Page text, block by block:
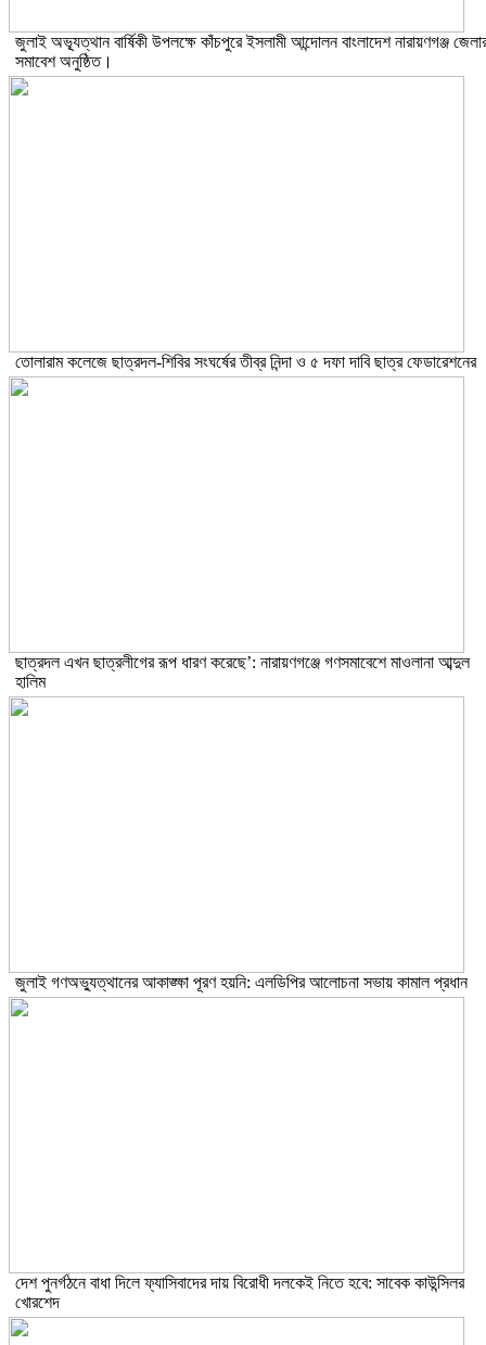
জুলাই অভ্যূত্থান বার্ষিকী উপলক্ষে কাঁচপুরে ইসলামী আন্দোলন বাংলাদেশ নারায়ণগঞ্জ
সমাবেশ অনুষ্ঠিত।
তোলারাম কলেজে ছাত্রদল-শিবির সংঘর্ষের তীব্র নিন্দা ও ৫ দফা দাবি ছাত্র ফেডারেশনের
ছাত্রদল এখন ছাত্রলীগের রূপ ধারণ করেছে’: নারায়ণগঞ্জে গণসমাবেশে মাওলানা আব্দুল
হালিম
জুলাই গণঅভ্যুত্থানের আকাঙ্ক্ষা পূরণ হয়নি: এলডিপির আলোচনা সভায় কামাল প্রধান
দেশ পুনর্গঠনে বাধা দিলে ফ্যাসিবাদের দায় বিরোধী দলকেই নিতে হবে: সাবেক কাউন্সিলর
খোরশেদ